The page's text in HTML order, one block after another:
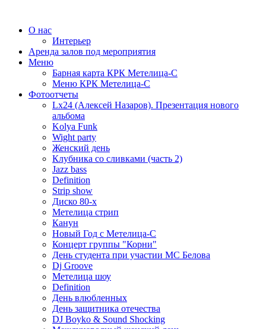
О нас
Интерьер
Аренда залов под мероприятия
Меню
Барная карта КРК Метелица-С
Меню КРК Метелица-С
Фотоотчеты
Lx24 (Алексей Назаров). Презентация нового
альбома
Kolya Funk
Wight party
Женский день
Клубника со сливками (часть 2)
Jazz bass
Definition
Strip show
Диско 80-х
Метелица стрип
Канун
Новый Год с Метелица-С
Концерт группы "Корни"
День студента при участии МС Белова
Dj Groove
Метелица шоу
Definition
День влюбленных
День защитника отечества
DJ Boyko & Sound Shocking